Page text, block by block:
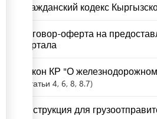
Гражданский кодекс
Договор-оферта на
портала
Закон КР "О
Статьи 4, 6, 8, 8.7
Инструкция для